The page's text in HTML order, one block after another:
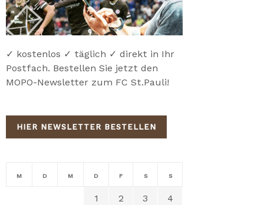
✓ kostenlos ✓ täglich ✓ direkt in Ihr
Postfach. Bestellen Sie jetzt den
MOPO-Newsletter zum FC St.Pauli!
HIER NEWSLETTER BESTELLEN
M D M D F S S
1 2 3 4